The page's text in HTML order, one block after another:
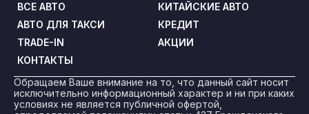
ВСЕ АВТО
КИТАЙСКИЕ АВТО
АВТО ДЛЯ ТАКСИ
КРЕДИТ
TRADE-IN
АКЦИИ
КОНТАКТЫ
Обращаем Ваше внимание на то, что данный сайт носит
исключительно информационный характер и ни при каких
условиях не является публичной офертой,